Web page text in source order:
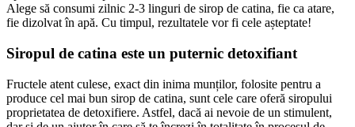
Alege să consumi zilnic 2-3 linguri de sirop de catina, fie ca atare,
fie dizolvat în apă. Cu timpul, rezultatele vor fi cele așteptate!
Siropul de catina este un puternic detoxifiant
Fructele atent culese, exact din inima munților, folosite pentru a
produce cel mai bun sirop de catina, sunt cele care oferă siropului
proprietatea de detoxifiere. Astfel, dacă ai nevoie de un stimulent,